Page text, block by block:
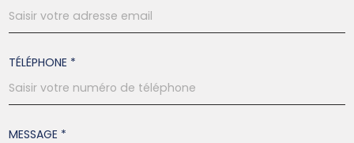
TÉLÉPHONE *
MESSAGE *